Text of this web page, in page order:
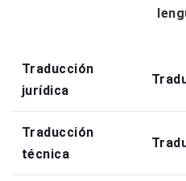
Traducción
jurídica
Traducción
técnica